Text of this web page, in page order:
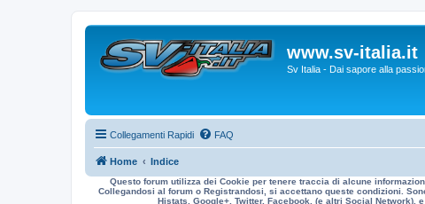
www.sv-italia.it
Sv Italia - Dai sapore alla
Collegamenti Rapidi FAQ
Home Indice
Questo forum utilizza dei Cookie per tenere traccia di alcune
Collegandosi al forum o Registrandosi, si accettano queste condizioni.
Histats, Google+, Twitter, Facebook, (e altri Social